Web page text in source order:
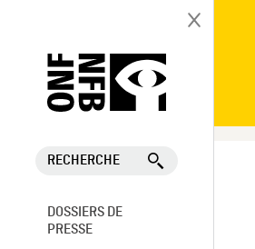
RECHERCHE
DOSSIERS DE
PRESSE